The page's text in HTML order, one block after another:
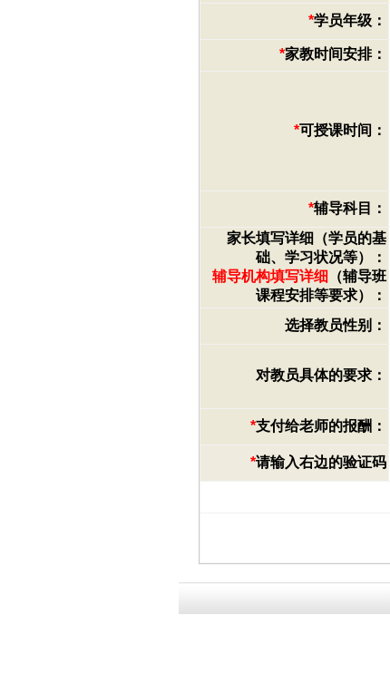
*学员年级：
*家教时间安排：
*可授课时间：
*辅导科目：
家长填写详细（学员的基
础、学习状况等）：
辅导机构填写详细 （辅导班
课程安排等要求）：
选择教员性别：
对教员具体的要求：
*支付给老师的报酬：
*请输入右边的验证码